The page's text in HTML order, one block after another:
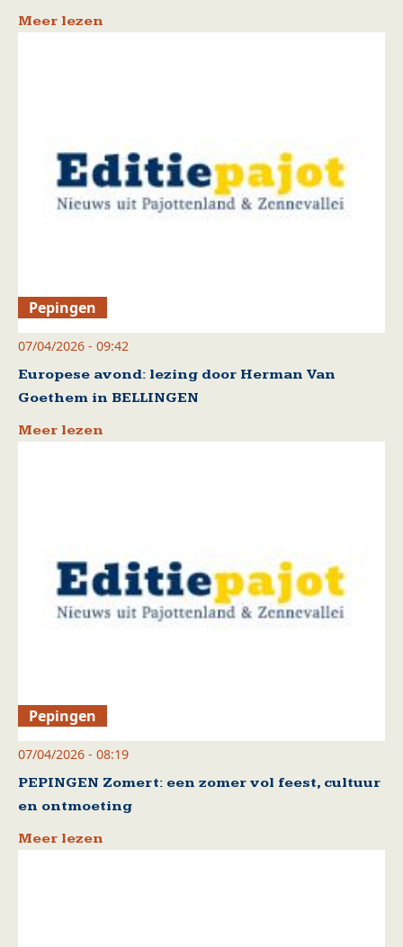
Meer lezen
Pepingen
07/04/2026 - 09:42
Europese avond: lezing door Herman Van
Goethem in BELLINGEN
Meer lezen
Pepingen
07/04/2026 - 08:19
PEPINGEN Zomert: een zomer vol feest, cultuur
en ontmoeting
Meer lezen